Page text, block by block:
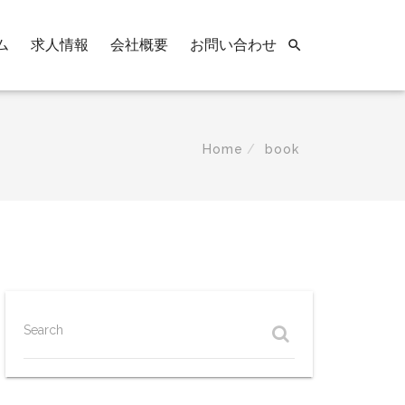

求人情報 会社概要 お問い合わせ
Home book
Search